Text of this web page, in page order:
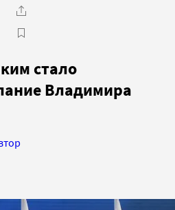
стало
Владимира